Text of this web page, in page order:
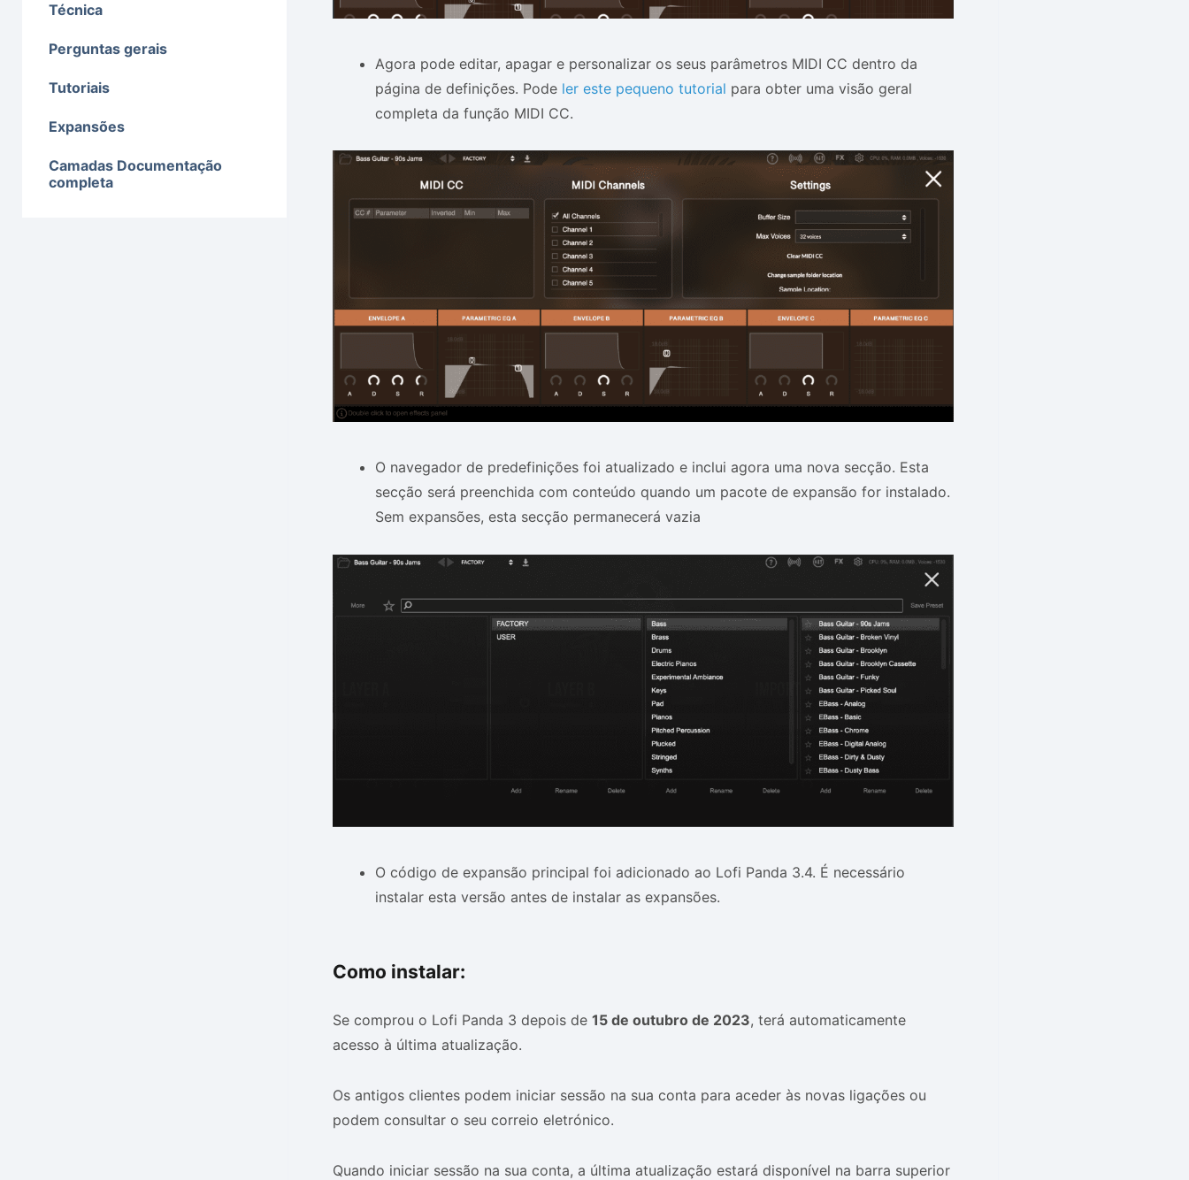
Técnica
Perguntas gerais
Tutoriais
Expansões
Camadas Documentação
completa
Agora pode editar, apagar e personalizar os seus parâmetros MIDI CC dentro da
página de definições. Pode ler este pequeno tutorial para obter uma visão geral
completa da função MIDI CC.
O navegador de predefinições foi atualizado e inclui agora uma nova secção. Esta
secção será preenchida com conteúdo quando um pacote de expansão for instalado.
Sem expansões, esta secção permanecerá vazia
O código de expansão principal foi adicionado ao Lofi Panda 3.4. É necessário
instalar esta versão antes de instalar as expansões.
Como instalar:
Se comprou o Lofi Panda 3 depois de 15 de outubro de 2023, terá automaticamente
acesso à última atualização.
Os antigos clientes podem iniciar sessão na sua conta para aceder às novas ligações ou
podem consultar o seu correio eletrónico.
Quando iniciar sessão na sua conta, a última atualização estará disponível na barra superior